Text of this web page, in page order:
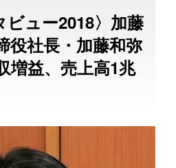
ビュー2018〉加藤
役社長・加藤和弥
増益、売上高1兆